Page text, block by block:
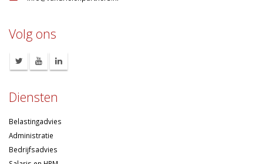
Diensten
Belastingadvies
Bedrijfsadvies
Algemene voorwaarden
Over ons